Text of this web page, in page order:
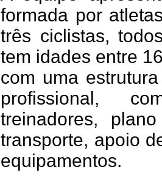
formada por
três ciclistas,
tem idades entre
com uma
profissional,
treinadores,
transporte, apoio
equipamentos.